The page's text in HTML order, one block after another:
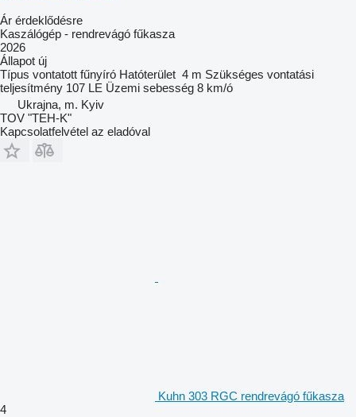
Ár érdeklődésre
Kaszálógép - rendrevágó fűkasza
2026
Állapot új
Típus vontatott fűnyíró Hatóterület 4 m Szükséges vontatási
teljesítmény 107 LE Üzemi sebesség 8 km/ó
Ukrajna, m. Kyiv
TOV "TEH-K"
Kapcsolatfelvétel az eladóval
Kuhn 303 RGC rendrevágó fűkasza
4